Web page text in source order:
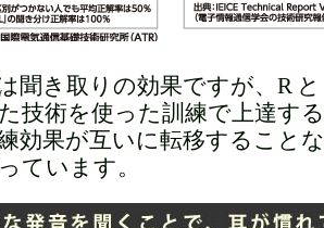
聞き取りの効果ですが、R
技術を使った訓練で上達す
効果が互いに転移すること
ています。